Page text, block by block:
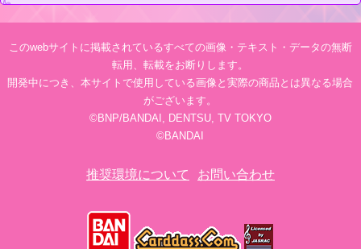
このwebサイトに掲載されているすべての画像・テキスト・データの無断
転用、転載をお断りします。
開発中につき、本サイトで使用している画像と実際の商品とは異なる場合
がございます。
©BNP/BANDAI, DENTSU, TV TOKYO
©BANDAI
推奨環境について お問い合わせ